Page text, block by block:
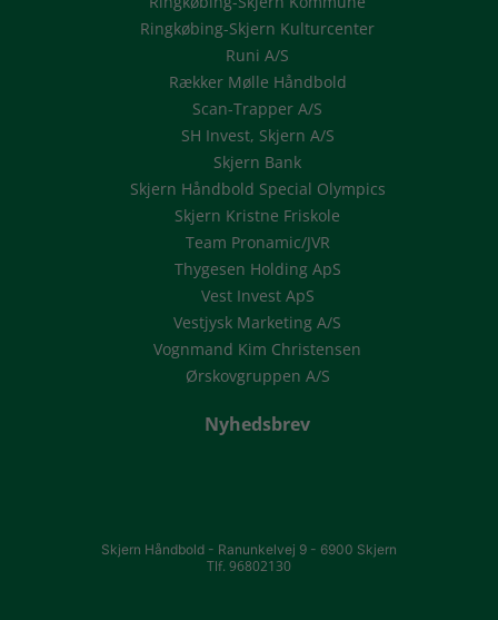
Ringkøbing-Skjern Kulturcenter
Runi A/S
Rækker Mølle Håndbold
Scan-Trapper A/S
SH Invest, Skjern A/S
Skjern Bank
Skjern Håndbold Special Olympics
Skjern Kristne Friskole
Team Pronamic/JVR
Thygesen Holding ApS
Vest Invest ApS
Vestjysk Marketing A/S
Vognmand Kim Christensen
Ørskovgruppen A/S
Nyhedsbrev
Skjern Håndbold - Ranunkelvej 9 - 6900 Skjern
Tlf. 96802130